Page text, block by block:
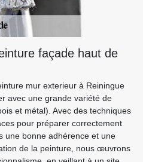
façade haut de
mur exterieur à Reiningue
avec une grande variété de
et métal). Avec des techniques
pour préparer correctement
une bonne adhérence et une
de la peinture, nous œuvrons